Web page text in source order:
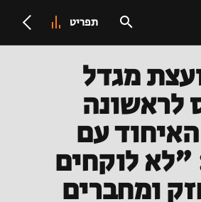
תפריט
מגדל
לראשונה
עם
"לא לוקחים
ומחברים